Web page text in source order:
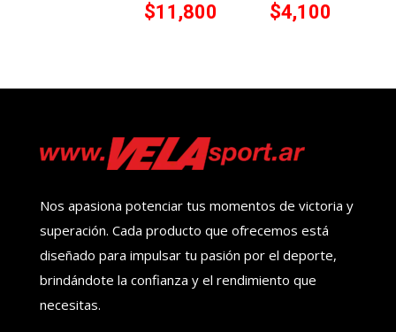
$11,800 $4,100
Nos apasiona potenciar tus momentos de victoria y
superación. Cada producto que ofrecemos está
diseñado para impulsar tu pasión por el deporte,
brindándote la confianza y el rendimiento que
necesitas.